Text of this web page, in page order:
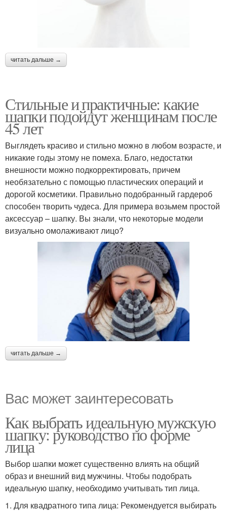
читать дальше →
Стильные и практичные: какие
шапки подойдут женщинам после
45 лет
Выглядеть красиво и стильно можно в любом возрасте, и
никакие годы этому не помеха. Благо, недостатки
внешности можно подкорректировать, причем
необязательно с помощью пластических операций и
дорогой косметики. Правильно подобранный гардероб
способен творить чудеса. Для примера возьмем простой
аксессуар – шапку. Вы знали, что некоторые модели
визуально омолаживают лицо?
читать дальше →
Вас может заинтересовать
Как выбрать идеальную мужскую
шапку: руководство по форме
лица
Выбор шапки может существенно влиять на общий
образ и внешний вид мужчины. Чтобы подобрать
идеальную шапку, необходимо учитывать тип лица.
1. Для квадратного типа лица: Рекомендуется выбирать